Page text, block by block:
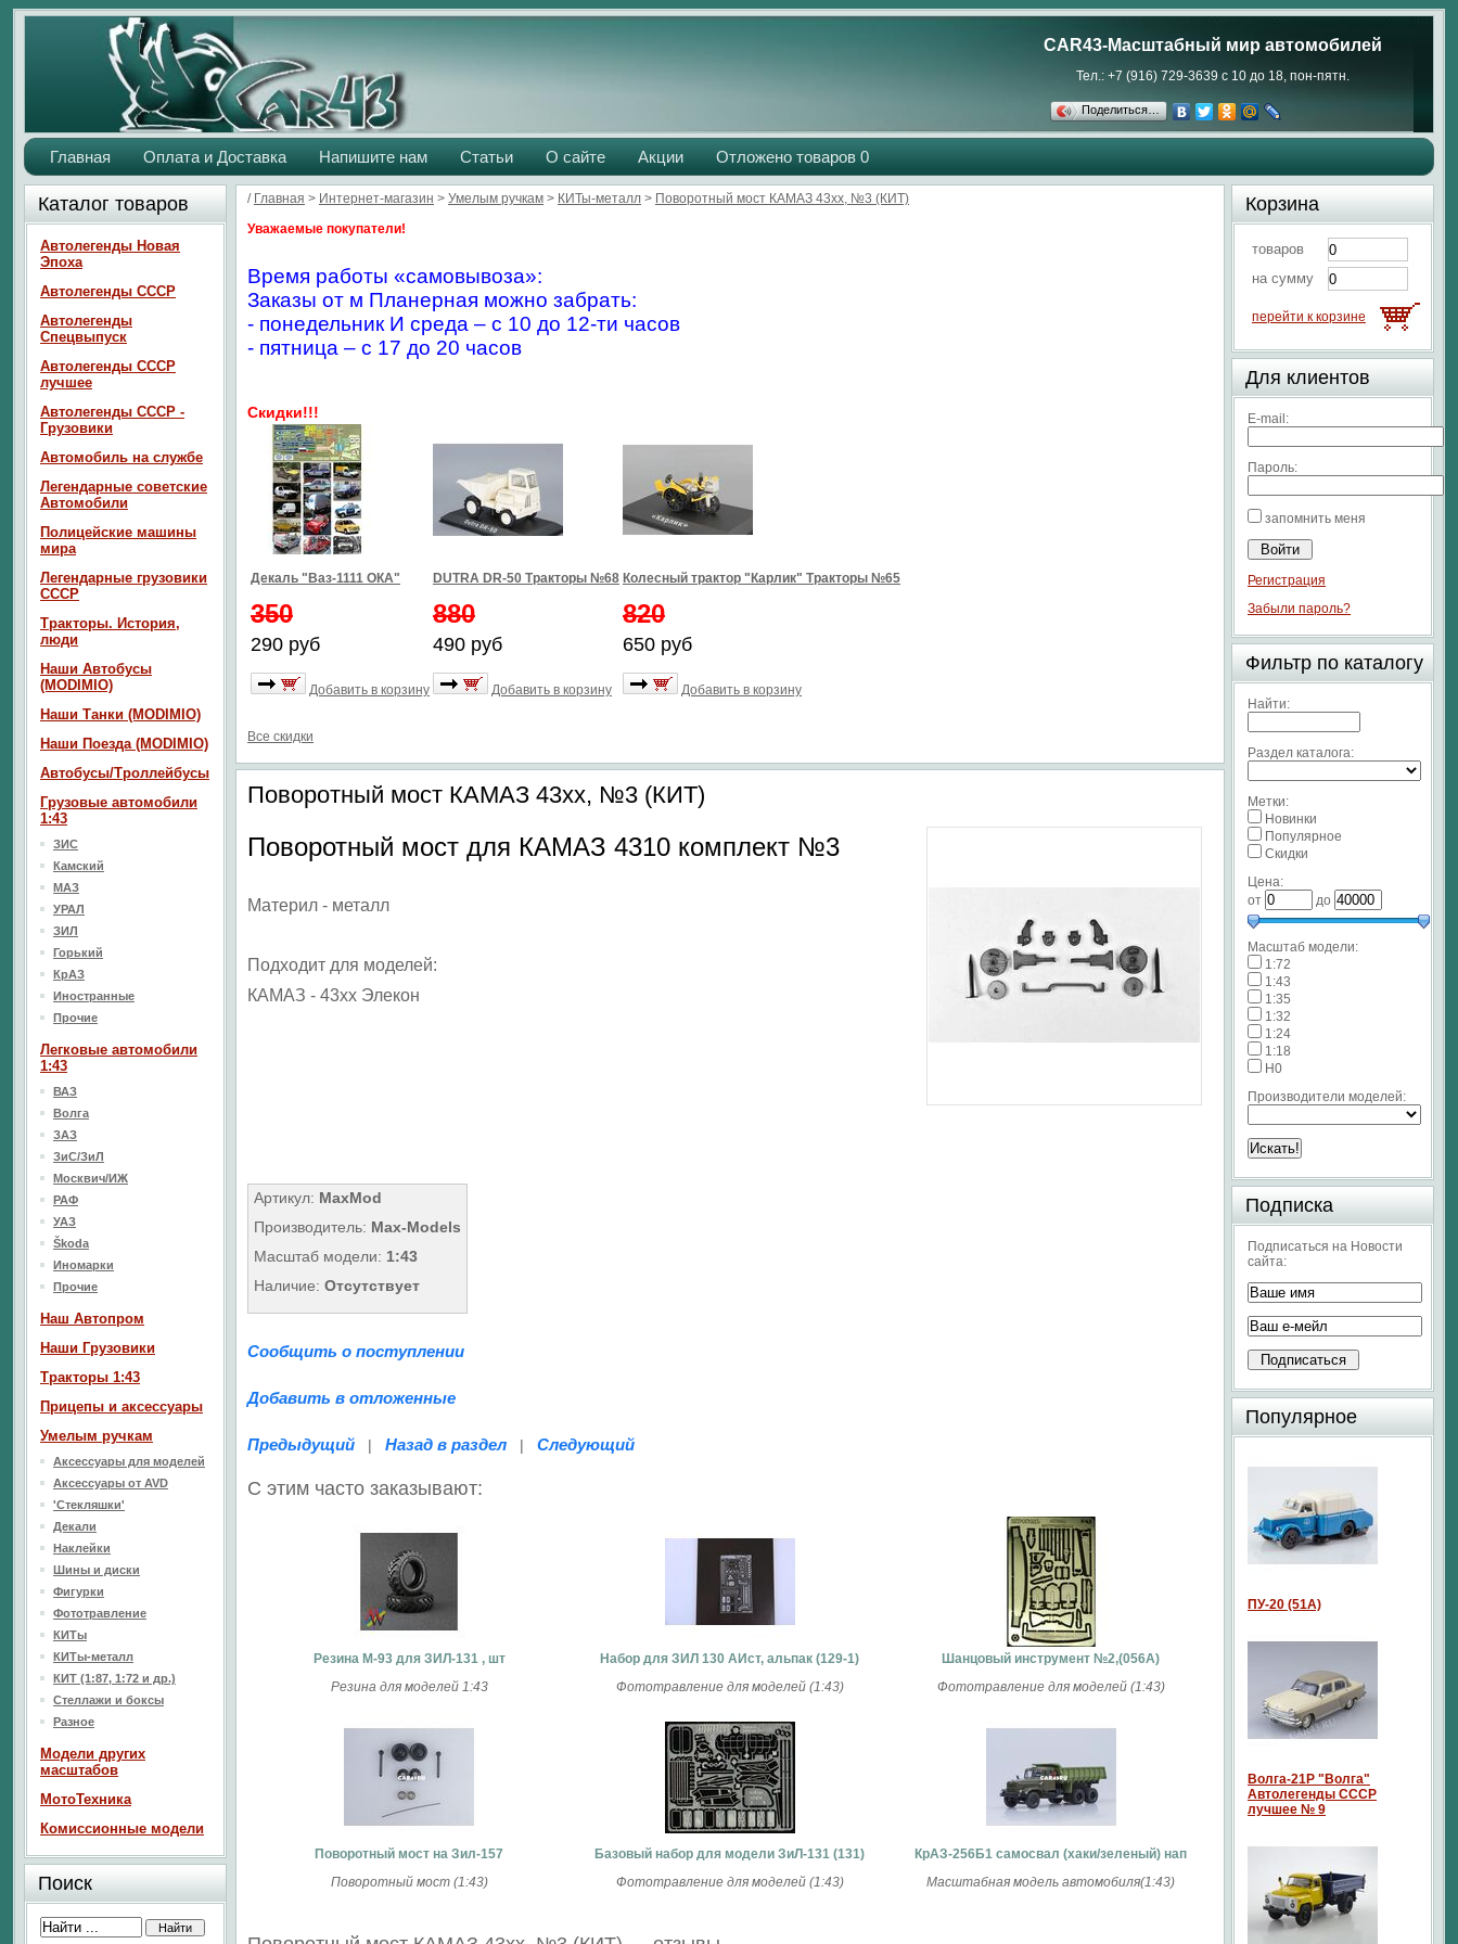
CAR43-Масштабный мир автомобилей
Тел.: +7 (916) 729-3639 с 10 до 18, пон-пятн.
Поделиться…
Главная Оплата и Доставка Напишите нам Статьи О сайте Акции Отложено товаров 0
/ Главная > Интернет-магазин > Умелым ручкам > КИТы-металл > Поворотный мост КАМАЗ 43xx, №3 (КИТ)
Уважаемые покупатели!
Время работы «самовывоза»:
Заказы от м Планерная можно забрать:
- понедельник И среда – с 10 до 12-ти часов
- пятница – с 17 до 20 часов
Скидки!!!
Декаль "Ваз-1111 ОКА"
350
290 руб
Добавить в корзину
DUTRA DR-50 Тракторы №68
880
490 руб
Добавить в корзину
Колесный трактор "Карлик" Тракторы №65
820
650 руб
Добавить в корзину
Все скидки
Поворотный мост КАМАЗ 43xx, №3 (КИТ)
Поворотный мост для КАМАЗ 4310 комплект №3
Материл - металл
Подходит для моделей:
КАМАЗ - 43xx Элекон
Артикул: MaxMod
Производитель: Max-Models
Масштаб модели: 1:43
Наличие: Отсутствует
Сообщить о поступлении
Добавить в отложенные
Предыдущий | Назад в раздел | Следующий
С этим часто заказывают:
Резина М-93 для ЗИЛ-131 , шт
Резина для моделей 1:43
Набор для ЗИЛ 130 АИст, альпак (129-1)
Фототравление для моделей (1:43)
Шанцовый инструмент №2,(056A)
Фототравление для моделей (1:43)
Поворотный мост на Зил-157
Поворотный мост (1:43)
Базовый набор для модели ЗиЛ-131 (131)
Фототравление для моделей (1:43)
КрАЗ-256Б1 самосвал (хаки/зеленый) нап
Масштабная модель автомобиля(1:43)
Каталог товаров
Автолегенды Новая
Эпоха
Автолегенды СССР
Автолегенды
Спецвыпуск
Автолегенды СССР
лучшее
Автолегенды СССР -
Грузовики
Автомобиль на службе
Легендарные советские
Автомобили
Полицейские машины
мира
Легендарные грузовики
СССР
Тракторы. История,
люди
Наши Автобусы
(MODIMIO)
Наши Танки (MODIMIO)
Наши Поезда (MODIMIO)
Автобусы/Троллейбусы
Грузовые автомобили
1:43
ЗИС
Камский
МАЗ
УРАЛ
ЗИЛ
Горький
КрАЗ
Иностранные
Прочие
Легковые автомобили
1:43
ВАЗ
Волга
ЗАЗ
ЗиС/ЗиЛ
Москвич/ИЖ
РАФ
УАЗ
Škoda
Иномарки
Прочие
Наш Aвтопром
Наши Грузовики
Тракторы 1:43
Прицепы и аксессуары
Умелым ручкам
Аксессуары для моделей
Аксессуары от AVD
'Стекляшки'
Декали
Наклейки
Шины и диски
Фигурки
Фототравление
КИТы
КИТы-металл
КИТ (1:87, 1:72 и др.)
Стеллажи и боксы
Разное
Модели других
масштабов
МотоТехника
Комиссионные модели
Поиск
Корзина
товаров
на сумму
перейти к корзине
Для клиентов
E-mail:
Пароль:
запомнить меня
Регистрация
Забыли пароль?
Фильтр по каталогу
Найти:
Раздел каталога:
Метки:
Новинки
Популярное
Скидки
Цена:
от
до
Масштаб модели:
1:72
1:43
1:35
1:32
1:24
1:18
H0
Производители моделей:
Подписка
Подписаться на Новости
сайта:
Популярное
ПУ-20 (51А)
Волга-21P "Волга"
Автолегенды СССР
лучшее № 9